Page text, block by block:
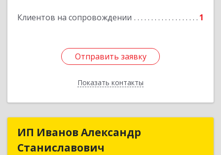
Клиентов на сопровождении 1
Отправить заявку
Показать контакты
Отправить заявку
Назад
ИП Иванов Александр
Станиславович
ИП Иванов Александр